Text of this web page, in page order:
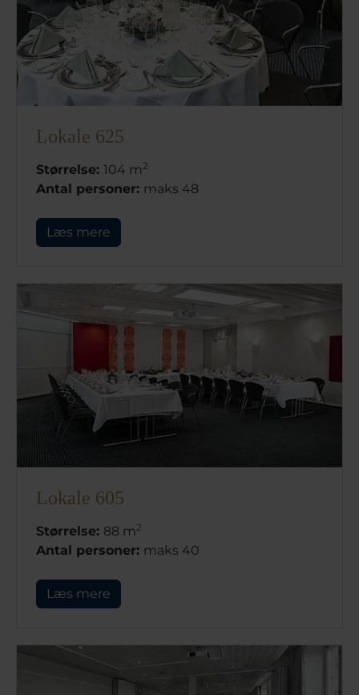
Lokale 625
Størrelse: 104 m2
Antal personer: maks 48
Læs mere
Lokale 605
Størrelse: 88 m2
Antal personer: maks 40
Læs mere